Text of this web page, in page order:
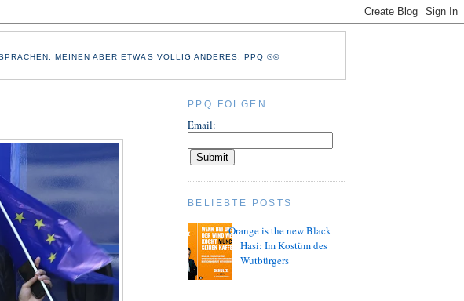
MEINEN ABER ETWAS VÖLLIG ANDERES. PPQ ®©
PPQ FOLGEN
Email:
BELIEBTE POSTS
Orange is the new Black
Hasi: Im Kostüm des
Wutbürgers